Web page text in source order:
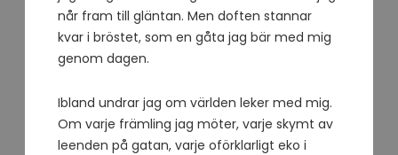
når fram till gläntan. Men doften stannar
kvar i bröstet, som en gåta jag bär med mig
genom dagen.
Ibland undrar jag om världen leker med mig.
Om varje främling jag möter, varje skymt av
leenden på gatan, varje oförklarligt eko i